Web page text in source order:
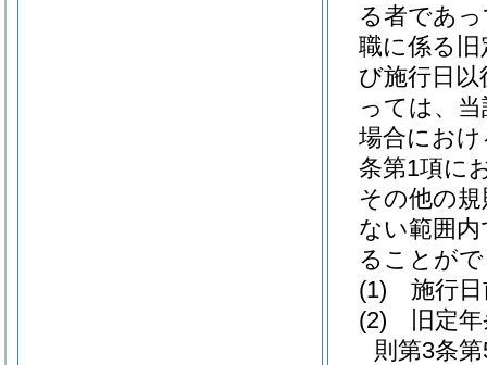
る者であ
職に係る旧
び施行日
っては、
場合にお
条第1項に
その他の
ない範囲
ることが
(1)
施行
(2)
旧定
則第3条